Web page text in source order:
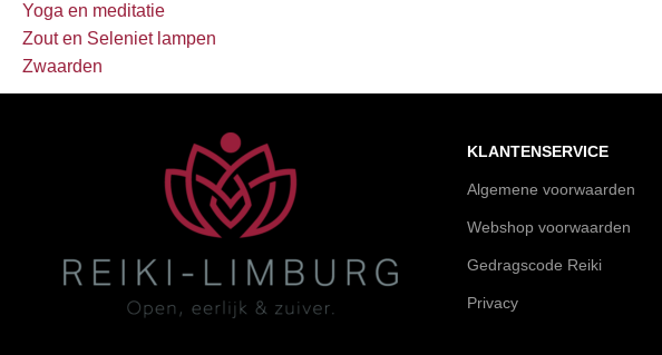
Yoga en meditatie
Zout en Seleniet lampen
Zwaarden
KLANTENSERVICE
Algemene voorwaarden
Webshop voorwaarden
Gedragscode Reiki
Privacy